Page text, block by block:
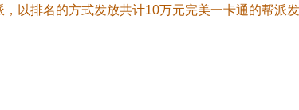
以排名的方式发放共计10万元完美一卡通的帮派